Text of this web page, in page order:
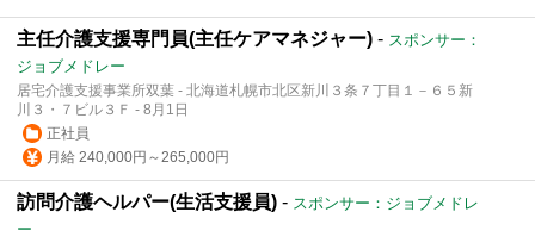
主任介護支援専門員(主任ケアマネジャー) - スポンサー：
ジョブメドレー
居宅介護支援事業所双葉 - 北海道札幌市北区新川３条７丁目１－６５新
川３・７ビル３Ｆ - 8月1日
正社員
月給 240,000円～265,000円
訪問介護ヘルパー(生活支援員) - スポンサー：ジョブメドレ
ー